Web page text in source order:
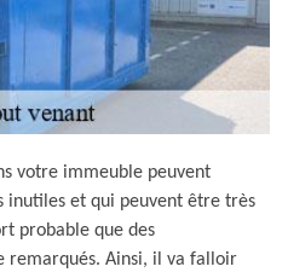
votre immeuble peuvent
inutiles et qui peuvent être très
probable que des
remarqués. Ainsi, il va falloir